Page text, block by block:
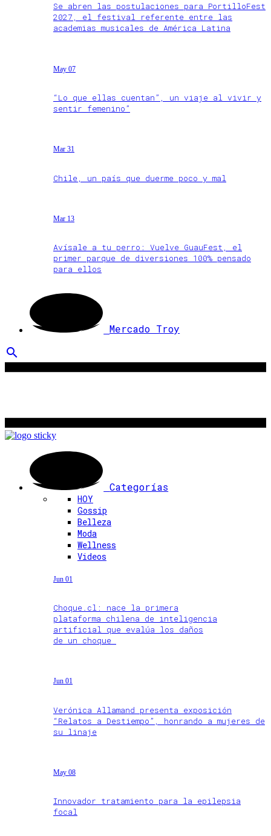
Se abren las postulaciones para PortilloFest
2027, el festival referente entre las
academias musicales de América Latina
May 07
“Lo que ellas cuentan”, un viaje al vivir y
sentir femenino”
Mar 31
Chile, un país que duerme poco y mal
Mar 13
Avísale a tu perro: Vuelve GuauFest, el
primer parque de diversiones 100% pensado
para ellos
Mercado Troy
search
Categorías
HOY
Gossip
Belleza
Moda
Wellness
Videos
Jun 01
Choque.cl: nace la primera
plataforma chilena de inteligencia
artificial que evalúa los daños
de un choque
Jun 01
Verónica Allamand presenta exposición
“Relatos a Destiempo”, honrando a mujeres de
su linaje
May 08
Innovador tratamiento para la epilepsia
focal